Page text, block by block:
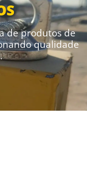
de produtos de
qualidade